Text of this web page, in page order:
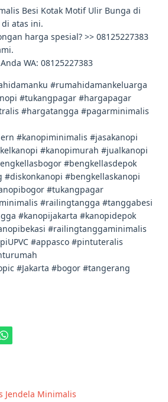
Besi Kotak Motif Ulir Bunga di
atas ini.
harga spesial? >> 08125227383
WA: 08125227383
#rumahidamankeluarga
#tukangpagar #hargapagar
#hargatangga #pagarminimalis
#kanopiminimalis #jasakanopi
#kanopimurah #jualkanopi
#bengkellasdepok
#bengkellaskanopi
#tukangpagar
#railingtangga #tanggabesi
#kanopijakarta #kanopidepok
#railingtanggaminimalis
#appasco #pintuteralis
#Jakarta #bogor #tangerang
Jendela Minimalis